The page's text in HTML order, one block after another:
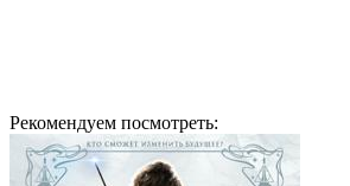
Рекомендуем посмотреть: